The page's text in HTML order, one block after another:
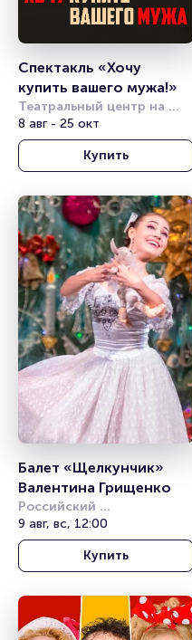
Спектакль «Хочу
купить вашего мужа!»
Театральный центр на
Страстном
8 авг - 25 окт
Купить
Балет «Щелкунчик»
Валентина Грищенко
Российский
академический
молодёжный театр (РАМТ)
9 авг, вс, 12:00
Купить